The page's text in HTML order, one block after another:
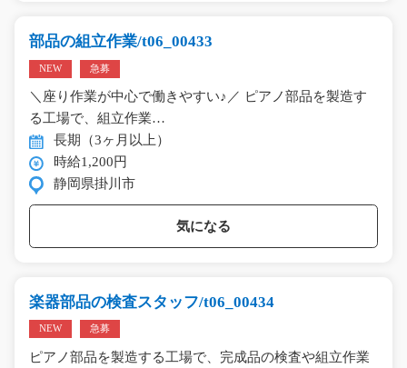
部品の組立作業/t06_00433
NEW 急募
＼座り作業が中心で働きやすい♪／ ピアノ部品を製造す
る工場で、組立作業…
長期（3ヶ月以上）
時給1,200円
静岡県掛川市
気になる
楽器部品の検査スタッフ/t06_00434
NEW 急募
ピアノ部品を製造する工場で、完成品の検査や組立作業